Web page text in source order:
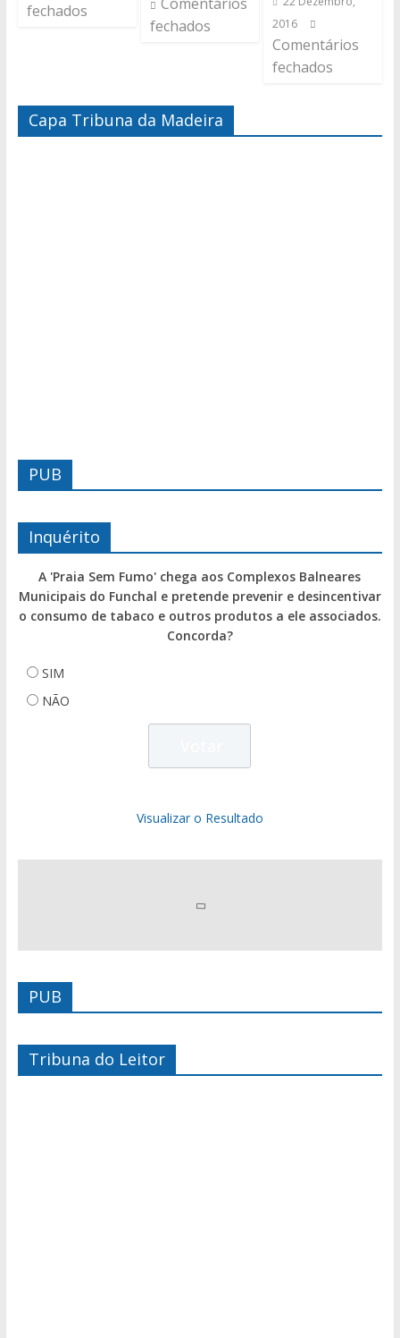
fechados
fechados
2016
Comentários
fechados
Capa Tribuna da Madeira
PUB
Inquérito
A 'Praia Sem Fumo' chega aos Complexos Balneares
Municipais do Funchal e pretende prevenir e desincentivar
o consumo de tabaco e outros produtos a ele associados.
Concorda?
SIM
NÃO
Visualizar o Resultado
PUB
Tribuna do Leitor